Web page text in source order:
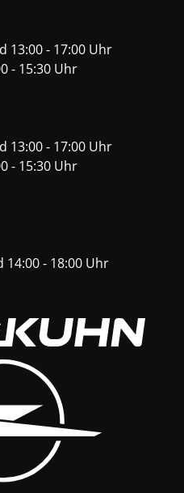
13:00 - 17:00 Uhr
- 15:30 Uhr
13:00 - 17:00 Uhr
- 15:30 Uhr
14:00 - 18:00 Uhr